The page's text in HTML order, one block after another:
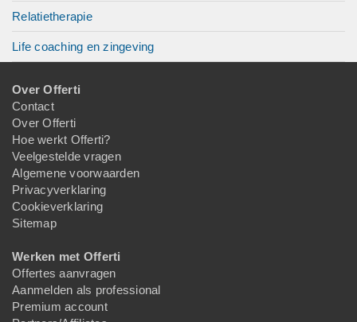
Relatietherapie
Life coaching en zingeving
Over Offerti
Contact
Over Offerti
Hoe werkt Offerti?
Veelgestelde vragen
Algemene voorwaarden
Privacyverklaring
Cookieverklaring
Sitemap
Werken met Offerti
Offertes aanvragen
Aanmelden als professional
Premium account